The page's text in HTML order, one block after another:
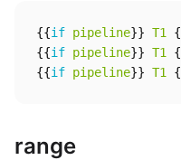
{{if pipeline}} T1
{{if pipeline}} T1
{{if pipeline}} T1
range